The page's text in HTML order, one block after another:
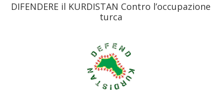
DIFENDERE il KURDISTAN Contro l’occupazione
turca